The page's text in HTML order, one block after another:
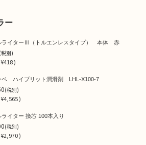
ー
ライターⅢ（トルエンレスタイプ） 本体 赤
(税別)
¥418 )
ベ ハイブリット潤滑剤 LHL-X100-7
(税別)
¥4,565 )
ライター 換芯 100本入り
(税別)
¥2,970 )